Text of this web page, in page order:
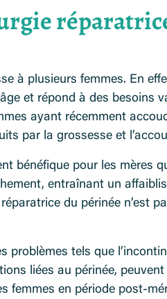
à plusieurs femmes. En
et répond à des besoins
ayant récemment
par la grossesse et
bénéfique pour les mères
entraînant un
du périnée n’est
problèmes tels que
liées au périnée,
femmes en période post-